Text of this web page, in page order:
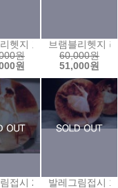
헷지 포피리갈트레이
원
원
브램블리헷지
60,000원
51,000원
,크리머 셋트
서1
접시 2 발레그림접시 1